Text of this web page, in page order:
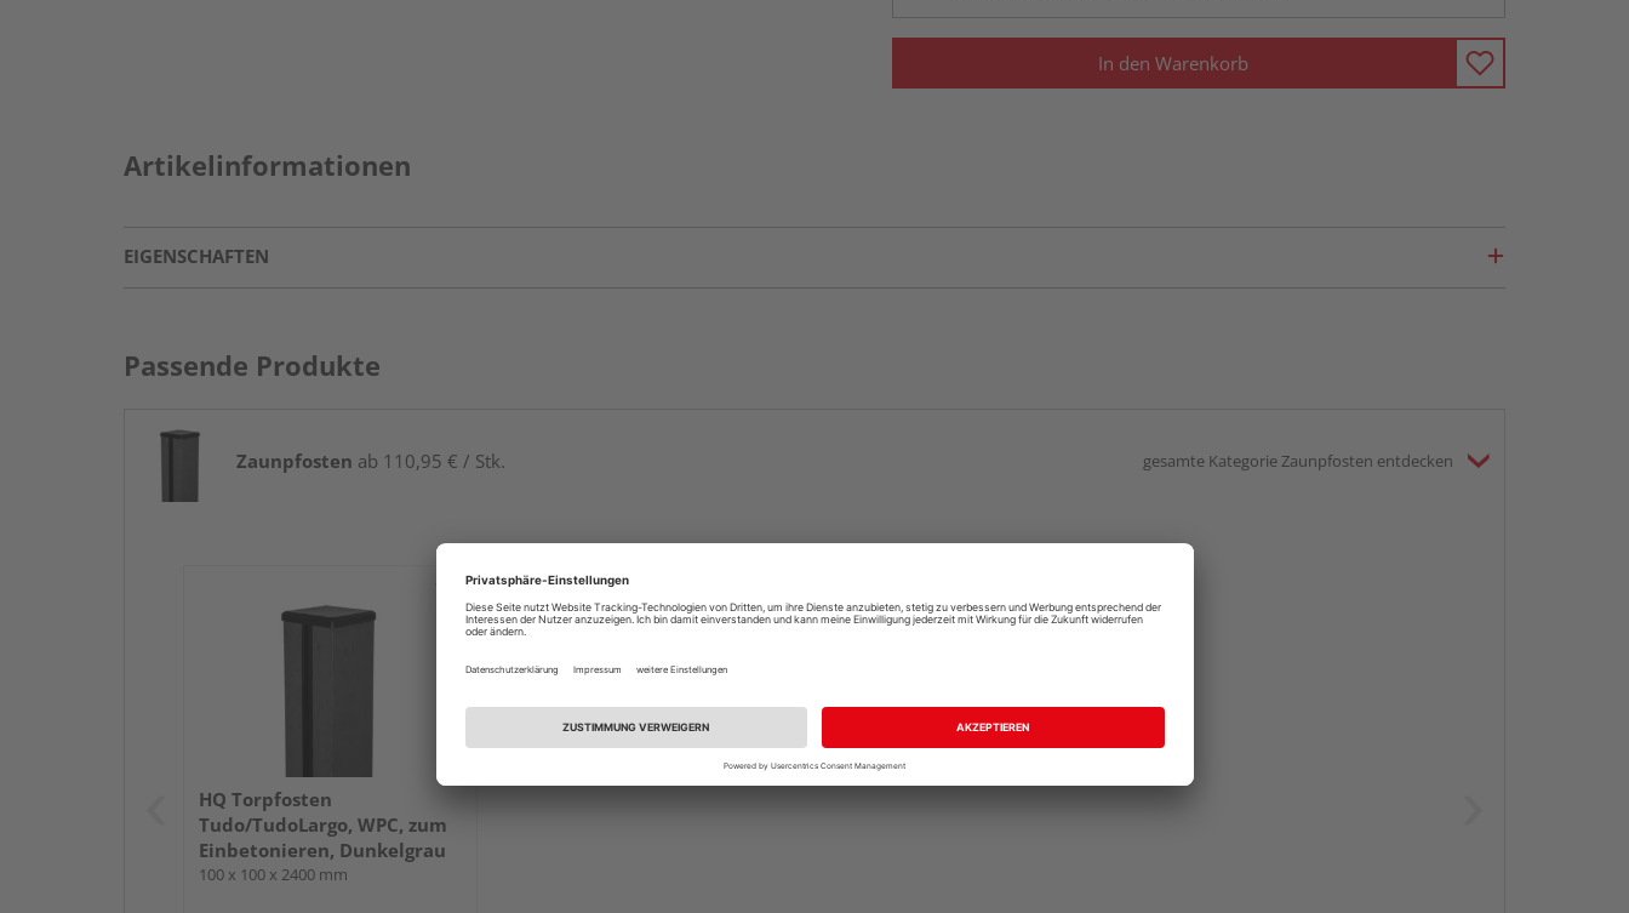
In den Warenkorb
Artikelinformationen
EIGENSCHAFTEN
Passende Produkte
Zaunpfosten ab 110,95 € / Stk. gesamte Kategorie Zaunpfosten entdecken
HQ Torpfosten
Tudo/TudoLargo, WPC, zum
Einbetonieren, Dunkelgrau
100 x 100 x 2400 mm